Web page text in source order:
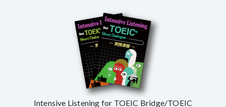
Intensive Listening for TOEIC Bridge/TOEIC